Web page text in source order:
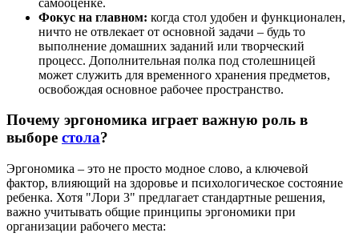
Фокус на главном: когда стол удобен и функционален,
ничто не отвлекает от основной задачи – будь то
выполнение домашних заданий или творческий
процесс. Дополнительная полка под столешницей
может служить для временного хранения предметов,
освобождая основное рабочее пространство.
Почему эргономика играет важную роль в
выборе стола?
Эргономика – это не просто модное слово, а ключевой
фактор, влияющий на здоровье и психологическое состояние
ребенка. Хотя "Лори 3" предлагает стандартные решения,
важно учитывать общие принципы эргономики при
организации рабочего места: